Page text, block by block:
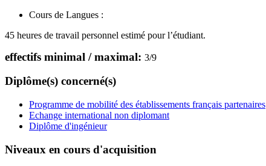
Cours de Langues :
45 heures de travail personnel estimé pour l’étudiant.
effectifs minimal / maximal: 3/9
Diplôme(s) concerné(s)
Programme de mobilité des établissements français partenaires
Echange international non diplomant
Diplôme d'ingénieur
Niveaux en cours d'acquisition